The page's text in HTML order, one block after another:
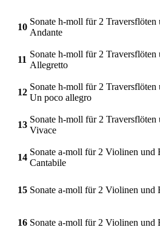
10
Sonate h-moll für 2 Traversflöten
Andante
11
Sonate h-moll für 2
Allegretto
12
Sonate h-moll für 2
Un poco allegro
13
Sonate h-moll für 2
Vivace
14
Sonate a-moll für 2 Violinen und
Cantabile
15 Sonate a-moll für 2 Violinen und
16 Sonate a-moll für 2 Violinen und